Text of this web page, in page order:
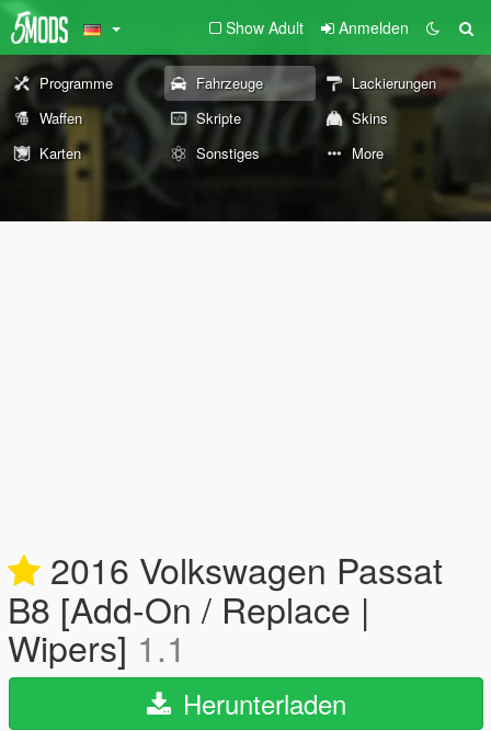
Show Adult Anmelden
Programme Fahrzeuge
Lackierungen
Waffen
Skripte
Skins
Karten
Sonstiges More
2016 Volkswagen Passat
B8 [Add-On / Replace |
Wipers] 1.1
Herunterladen